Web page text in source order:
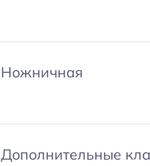
Ножничная
Дополнительные